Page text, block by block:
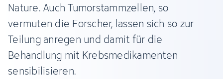
Nature. Auch Tumorstammzellen, so
vermuten die Forscher, lassen sich so zur
Teilung anregen und damit für die
Behandlung mit Krebsmedikamenten
sensibilisieren.